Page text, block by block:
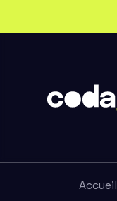
Accueil